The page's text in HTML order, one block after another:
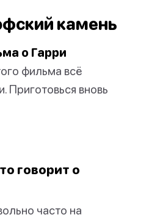
камень
о Гарри
фильма всё
Приготовься вновь
говорит о
часто на